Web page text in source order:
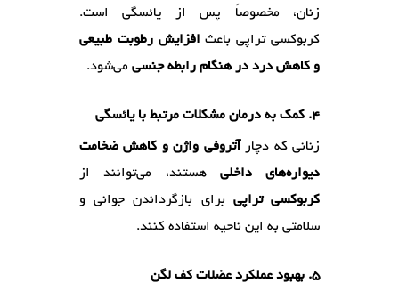
زنان، مخصوصاً پس از یائسگی است.
کربوکسی تراپی باعث افزایش رطوبت طبیعی
و کاهش درد در هنگام رابطه جنسی می‌شود.
4. کمک به درمان مشکلات مرتبط با یائسگی
زنانی که دچار آتروفی واژن و کاهش ضخامت
دیواره‌های داخلی هستند، می‌توانند از
کربوکسی تراپی برای بازگرداندن جوانی و
سلامتی به این ناحیه استفاده کنند.
5. بهبود عملکرد عضلات کف لگن